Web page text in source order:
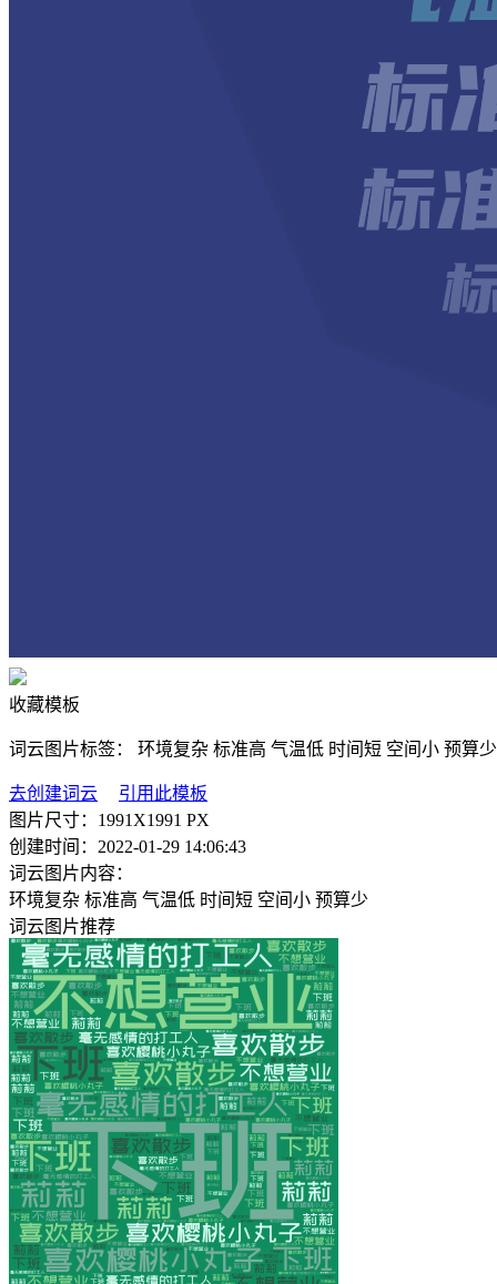
收藏模板
词云图片标签： 环境复杂 标准高 气温低 时间短 空间小 预算少
去创建词云
引用此模板
图片尺寸： 1991X1991 PX
创建时间： 2022-01-29 14:06:43
词云图片内容：
环境复杂 标准高 气温低 时间短 空间小 预算少
词云图片推荐